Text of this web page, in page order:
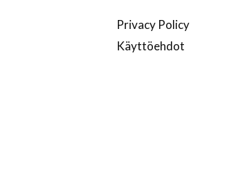
Privacy Policy
Käyttöehdot